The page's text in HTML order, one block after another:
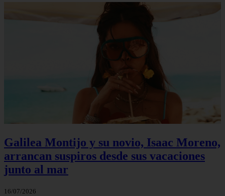
Galilea Montijo y su novio, Isaac Moreno,
arrancan suspiros desde sus vacaciones
junto al mar
16/07/2026